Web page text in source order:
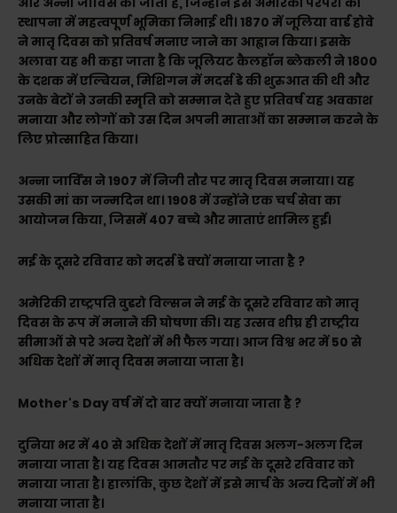
स्थापना में महत्वपूर्ण भूमिका निभाई थी। 1870 में जूलिया वार्ड होवे
ने मातृ दिवस को प्रतिवर्ष मनाए जाने का आह्वान किया। इसके
अलावा यह भी कहा जाता है कि जूलियट कैलहॉन ब्लेकली ने 1800
के दशक में एल्बियन, मिशिगन में मदर्स डे की शुरुआत की थी और
उनके बेटों ने उनकी स्मृति को सम्मान देते हुए प्रतिवर्ष यह अवकाश
मनाया और लोगों को उस दिन अपनी माताओं का सम्मान करने के
लिए प्रोत्साहित किया।
अन्ना जार्विस ने 1907 में निजी तौर पर मातृ दिवस मनाया। यह
उसकी मां का जन्मदिन था। 1908 में उन्होंने एक चर्च सेवा का
आयोजन किया, जिसमें 407 बच्चे और माताएं शामिल हुईं।
मई के दूसरे रविवार को मदर्स डे क्यों मनाया जाता है ?
अमेरिकी राष्ट्रपति वुडरो विल्सन ने मई के दूसरे रविवार को मातृ
दिवस के रूप में मनाने की घोषणा की। यह उत्सव शीघ्र ही राष्ट्रीय
सीमाओं से परे अन्य देशों में भी फैल गया। आज विश्व भर में 50 से
अधिक देशों में मातृ दिवस मनाया जाता है।
Mother's Day वर्ष में दो बार क्यों मनाया जाता है ?
दुनिया भर में 40 से अधिक देशों में मातृ दिवस अलग-अलग दिन
मनाया जाता है। यह दिवस आमतौर पर मई के दूसरे रविवार को
मनाया जाता है। हालांकि, कुछ देशों में इसे मार्च के अन्य दिनों में भी
मनाया जाता है।